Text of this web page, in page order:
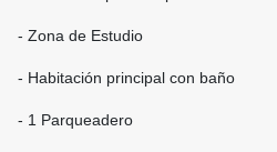
- Zona de Estudio
- Habitación principal con baño
- 1 Parqueadero